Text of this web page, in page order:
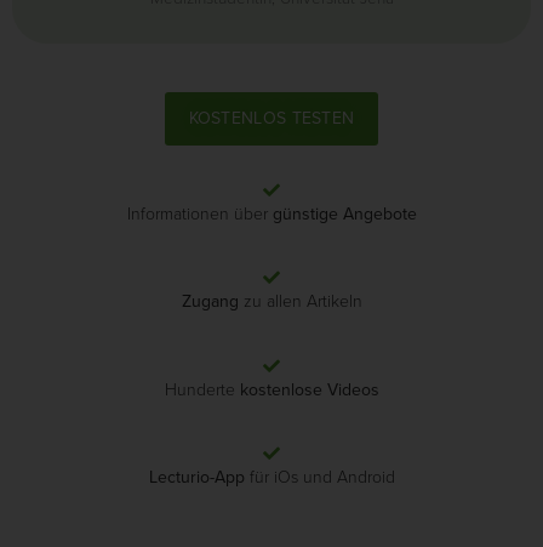
KOSTENLOS TESTEN
Informationen über günstige Angebote
Zugang zu allen Artikeln
Hunderte kostenlose Videos
Lecturio-App für iOs und Android